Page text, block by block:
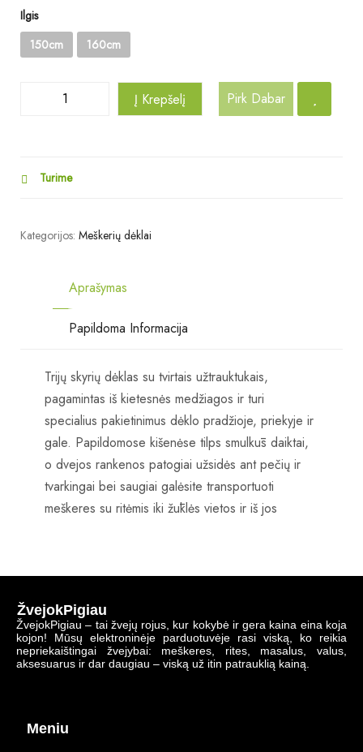
Ilgis
150cm
160cm
Į Krepšelį Pirk Dabar
Turime
Kategorijos: Meškerių dėklai
Aprašymas
Papildoma Informacija
Trijų skyrių dėklas su tvirtais užtrauktukais,
pagamintas iš kietesnės medžiagos ir turi
specialius pakietinimus dėklo pradžioje, priekyje ir
gale. Papildomose kišenėse tilps smulkūs daiktai,
o dvejos rankenos patogiai užsidės ant pečių ir
tvarkingai bei saugiai galėsite transportuoti
meškeres su ritėmis iki žūklės vietos ir iš jos
ŽvejokPigiau
ŽvejokPigiau – tai žvejų rojus, kur kokybė ir gera kaina eina koja
kojon! Mūsų elektroninėje parduotuvėje rasi viską, ko reikia
nepriekaištingai žvejybai: meškeres, rites, masalus, valus,
aksesuarus ir dar daugiau – viską už itin patrauklią kainą.
Meniu